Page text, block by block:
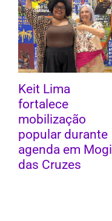
Keit Lima
fortalece
mobilização
popular durante
agenda em Mogi
das Cruzes